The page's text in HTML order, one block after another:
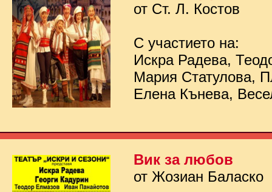
от Ст. Л. Костов
С участието на:
Искра Радева,
Мария Статулова,
Елена Кънева,
Вик за любов
от Жозиан Баласко